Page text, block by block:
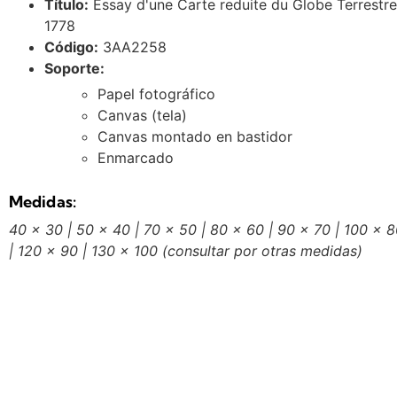
Título: Essay d'une Carte reduite du Globe
1778
Código: 3AA2258
Soporte:
Papel fotográfico
Canvas (tela)
Canvas montado en bastidor
Enmarcado
Medidas:
40 x 30 | 50 x 40 | 70 x 50 | 80 x 60 | 90 x 70 | 100 x
| 120 x 90 | 130 x 100 (consultar por otras medidas)